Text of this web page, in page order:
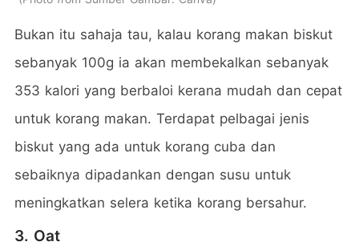
Bukan itu sahaja tau, kalau korang makan biskut
sebanyak 100g ia akan membekalkan sebanyak
353 kalori yang berbaloi kerana mudah dan cepat
untuk korang makan. Terdapat pelbagai jenis
biskut yang ada untuk korang cuba dan
sebaiknya dipadankan dengan susu untuk
meningkatkan selera ketika korang bersahur.
3. Oat